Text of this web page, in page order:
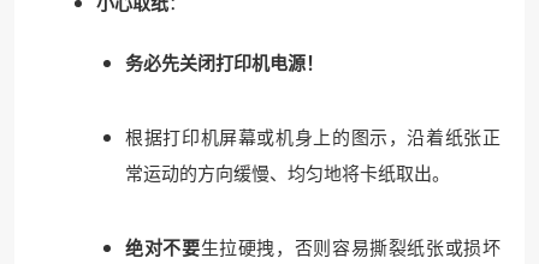
务必先关闭打印机电源！
根据打印机屏幕或机身上的图示，沿着纸张正
常运动的方向缓慢、均匀地将卡纸取出。
绝对不要生拉硬拽，否则容易撕裂纸张或损坏